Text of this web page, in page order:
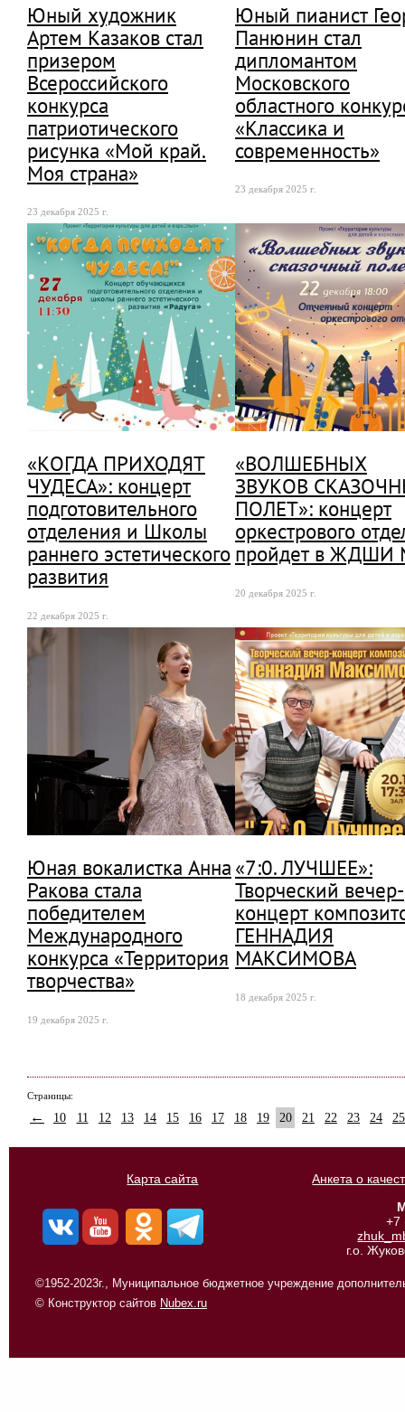
Юный художник
Артем Казаков стал
призером
Всероссийского
конкурса
патриотического
рисунка «Мой край.
Моя страна»
23 декабря 2025 г.
Юный пианист
Панюнин стал
дипломантом
Московского
областного
«Классика и
современность»
23 декабря 2025 г.
«КОГДА ПРИХОДЯТ
ЧУДЕСА»: концерт
подготовительного
отделения и Школы
раннего эстетического
развития
22 декабря 2025 г.
«ВОЛШЕБНЫХ
ЗВУКОВ
ПОЛЕТ»: концерт
оркестрового
пройдет в
20 декабря 2025 г.
Юная вокалистка Анна
Ракова стала
победителем
Международного
конкурса «Территория
творчества»
19 декабря 2025 г.
«7:0. ЛУЧШЕЕ»:
Творческий вечер-
концерт
ГЕННАДИЯ
МАКСИМОВА
18 декабря 2025 г.
Страницы:
← 10 11 12 13 14 15 16 17 18 19 20 21 22 23 24 25
Карта сайта
Анкета о
+7
г.о.
©1952-2023г., Муниципальное бюджетное учреждение
© Конструктор сайтов Nubex.ru